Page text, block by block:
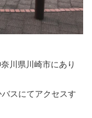
川県川崎市にあり
スにてアクセスす